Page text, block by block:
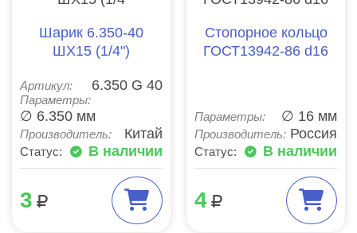
Шарик 6.350-40
ШХ15 (1/4")
Артикул: 6.350 G 40
Параметры:
∅ 6.350 мм
Производитель: Китай
Статус: В наличии
3
Стопорное кольцо
ГОСТ13942-86 d16
Параметры: ∅ 16 мм
Производитель: Россия
Статус: В наличии
4